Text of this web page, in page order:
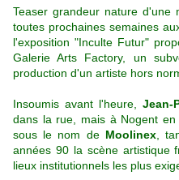
Teaser grandeur nature d'une
toutes prochaines semaines
l'exposition "Inculte Futur"
Galerie Arts Factory, un
production d'un artiste hors
Insoumis avant l'heure, Jean-
dans la rue, mais à Nogent
sous le nom de Moolinex,
années 90 la scène artistique
lieux institutionnels les plus